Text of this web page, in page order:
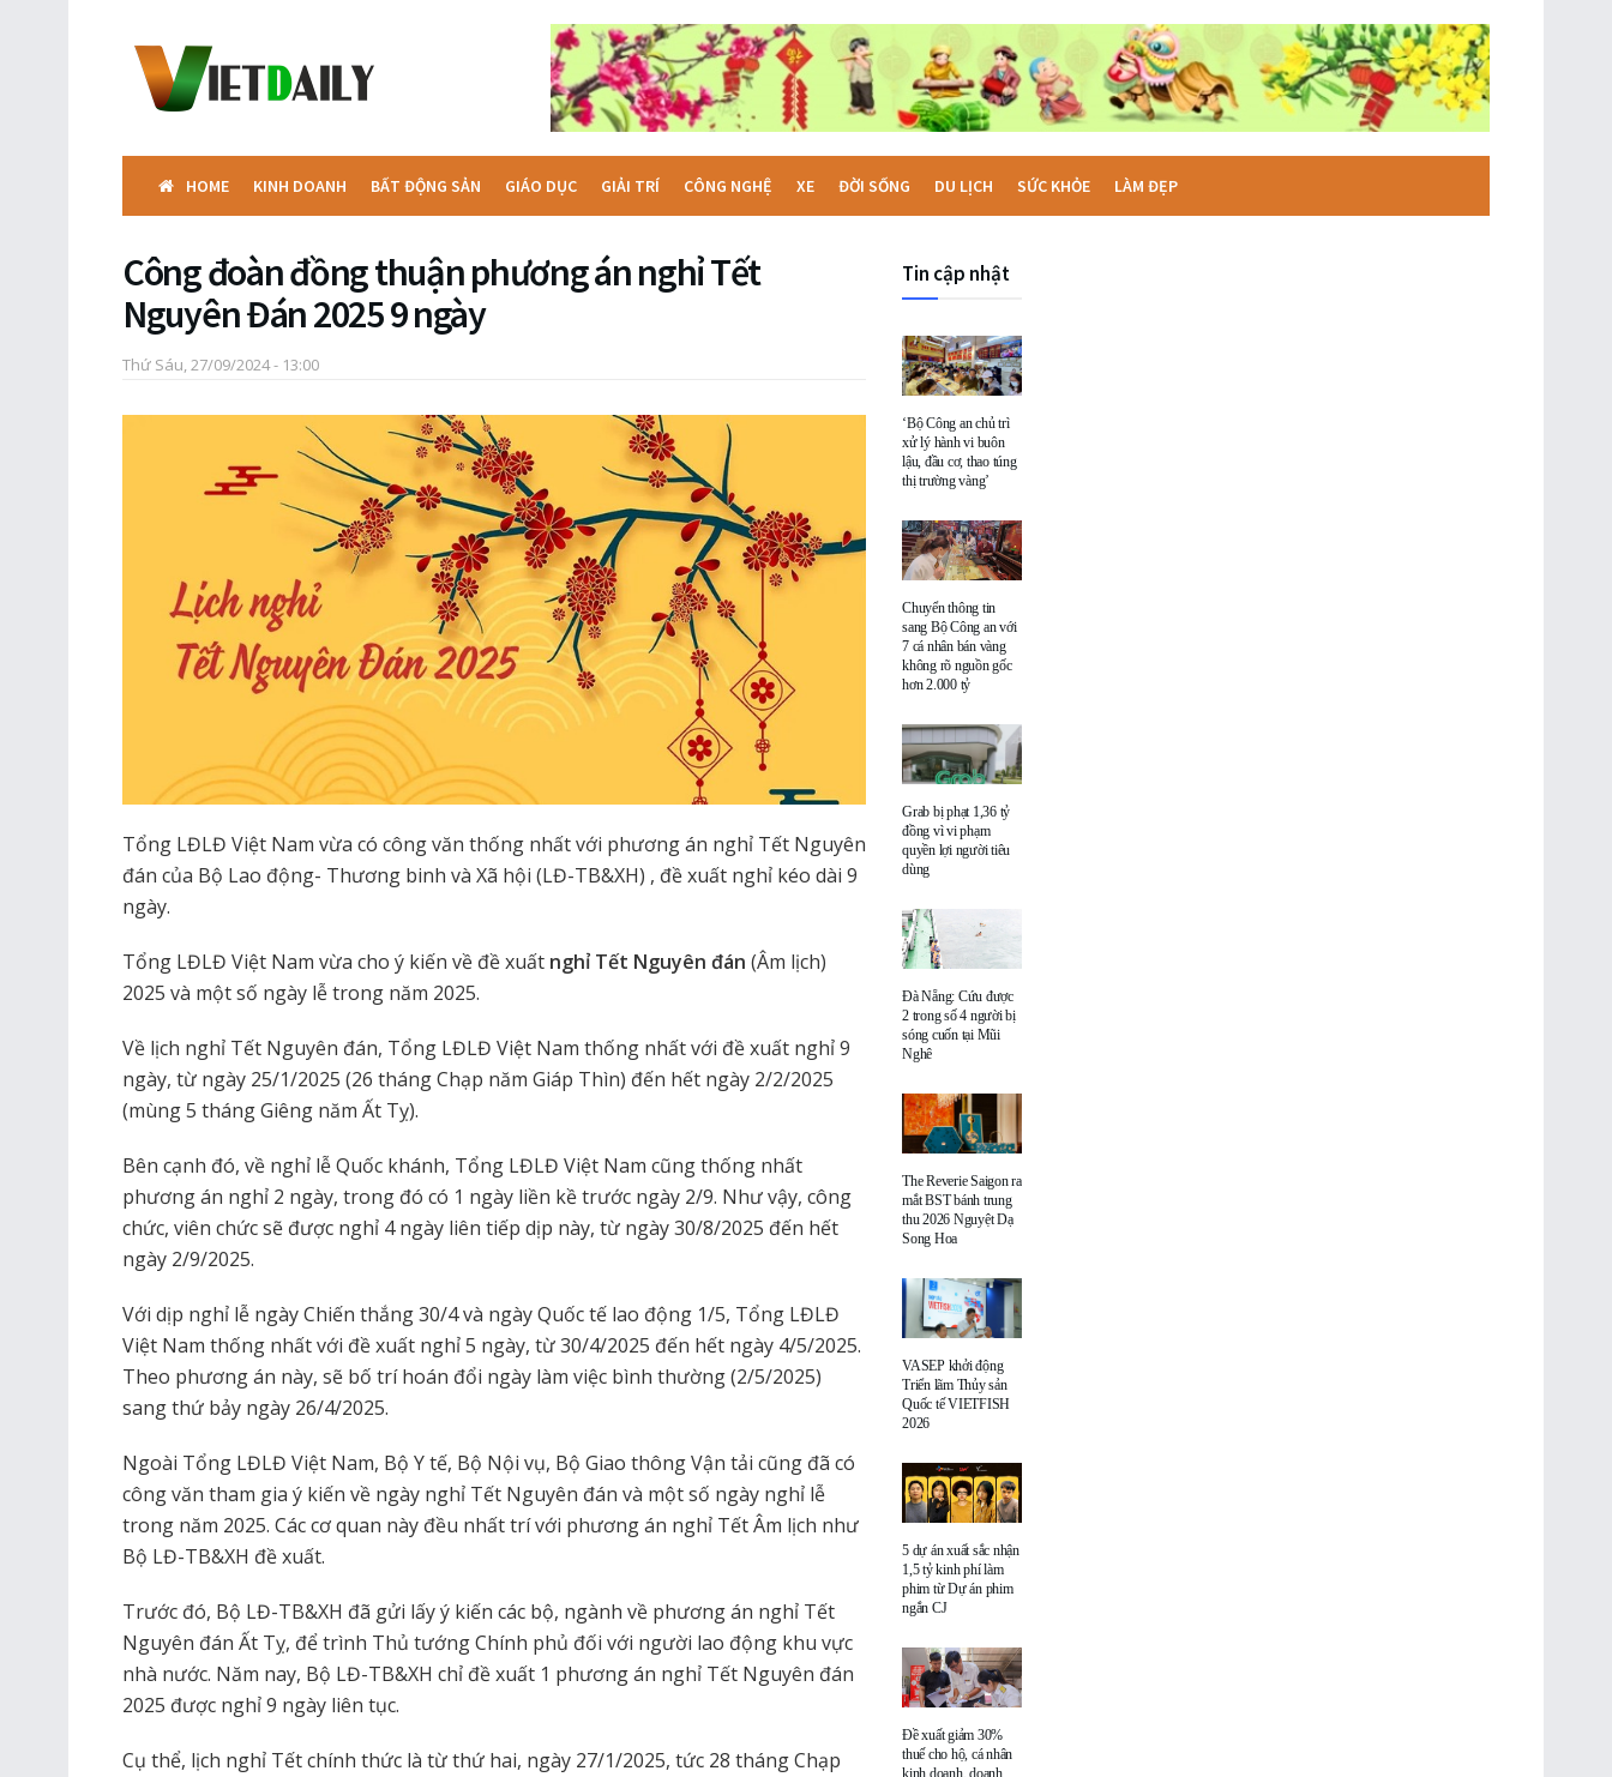
HOME KINH DOANH BẤT ĐỘNG SẢN GIÁO DỤC GIẢI TRÍ CÔNG NGHỆ XE ĐỜI SỐNG DU LỊCH SỨC KHỎE LÀM ĐẸP
Công đoàn đồng thuận phương án nghỉ Tết
Nguyên Đán 2025 9 ngày
Thứ Sáu, 27/09/2024 - 13:00
Tổng LĐLĐ Việt Nam vừa có công văn thống nhất với phương án nghỉ Tết Nguyên
đán của Bộ Lao động- Thương binh và Xã hội (LĐ-TB&XH) , đề xuất nghỉ kéo dài 9
ngày.
Tổng LĐLĐ Việt Nam vừa cho ý kiến về đề xuất nghỉ Tết Nguyên đán (Âm lịch)
2025 và một số ngày lễ trong năm 2025.
Về lịch nghỉ Tết Nguyên đán, Tổng LĐLĐ Việt Nam thống nhất với đề xuất nghỉ 9
ngày, từ ngày 25/1/2025 (26 tháng Chạp năm Giáp Thìn) đến hết ngày 2/2/2025
(mùng 5 tháng Giêng năm Ất Tỵ).
Bên cạnh đó, về nghỉ lễ Quốc khánh, Tổng LĐLĐ Việt Nam cũng thống nhất
phương án nghỉ 2 ngày, trong đó có 1 ngày liền kề trước ngày 2/9. Như vậy, công
chức, viên chức sẽ được nghỉ 4 ngày liên tiếp dịp này, từ ngày 30/8/2025 đến hết
ngày 2/9/2025.
Với dịp nghỉ lễ ngày Chiến thắng 30/4 và ngày Quốc tế lao động 1/5, Tổng LĐLĐ
Việt Nam thống nhất với đề xuất nghỉ 5 ngày, từ 30/4/2025 đến hết ngày 4/5/2025.
Theo phương án này, sẽ bố trí hoán đổi ngày làm việc bình thường (2/5/2025)
sang thứ bảy ngày 26/4/2025.
Ngoài Tổng LĐLĐ Việt Nam, Bộ Y tế, Bộ Nội vụ, Bộ Giao thông Vận tải cũng đã có
công văn tham gia ý kiến về ngày nghỉ Tết Nguyên đán và một số ngày nghỉ lễ
trong năm 2025. Các cơ quan này đều nhất trí với phương án nghỉ Tết Âm lịch như
Bộ LĐ-TB&XH đề xuất.
Trước đó, Bộ LĐ-TB&XH đã gửi lấy ý kiến các bộ, ngành về phương án nghỉ Tết
Nguyên đán Ất Tỵ, để trình Thủ tướng Chính phủ đối với người lao động khu vực
nhà nước. Năm nay, Bộ LĐ-TB&XH chỉ đề xuất 1 phương án nghỉ Tết Nguyên đán
2025 được nghỉ 9 ngày liên tục.
Cụ thể, lịch nghỉ Tết chính thức là từ thứ hai, ngày 27/1/2025, tức 28 tháng Chạp
Tin cập nhật
‘Bộ Công an chủ trì
xử lý hành vi buôn
lậu, đầu cơ, thao túng
thị trường vàng’
Chuyển thông tin
sang Bộ Công an với
7 cá nhân bán vàng
không rõ nguồn gốc
hơn 2.000 tỷ
Grab bị phạt 1,36 tỷ
đồng vì vi phạm
quyền lợi người tiêu
dùng
Đà Nẵng: Cứu được
2 trong số 4 người bị
sóng cuốn tại Mũi
Nghê
The Reverie Saigon ra
mắt BST bánh trung
thu 2026 Nguyệt Dạ
Song Hoa
VASEP khởi động
Triển lãm Thủy sản
Quốc tế VIETFISH
2026
5 dự án xuất sắc nhận
1,5 tỷ kinh phí làm
phim từ Dự án phim
ngắn CJ
Đề xuất giảm 30%
thuế cho hộ, cá nhân
kinh doanh, doanh